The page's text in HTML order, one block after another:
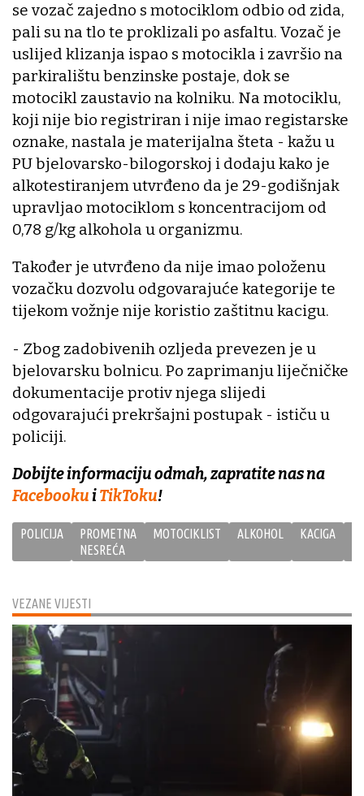
VEZANE VIJESTI
se vozač zajedno s motociklom odbio od zida,
pali su na tlo te proklizali po asfaltu. Vozač je
uslijed klizanja ispao s motocikla i završio na
parkiralištu benzinske postaje, dok se
motocikl zaustavio na kolniku. Na motociklu,
koji nije bio registriran i nije imao registarske
oznake, nastala je materijalna šteta - kažu u
PU bjelovarsko-bilogorskoj i dodaju kako je
alkotestiranjem utvrđeno da je 29-godišnjak
upravljao motociklom s koncentracijom od
0,78 g/kg alkohola u organizmu.
Također je utvrđeno da nije imao položenu
vozačku dozvolu odgovarajuće kategorije te
tijekom vožnje nije koristio zaštitnu kacigu.
- Zbog zadobivenih ozljeda prevezen je u
bjelovarsku bolnicu. Po zaprimanju liječničke
dokumentacije protiv njega slijedi
odgovarajući prekršajni postupak - ističu u
policiji.
Dobijte informaciju odmah, zapratite nas na
FacebookuiTikToku!
POLICIJA
PROMETNA
NESREĆA
MOTOCIKLIST ALKOHOL KACIGA